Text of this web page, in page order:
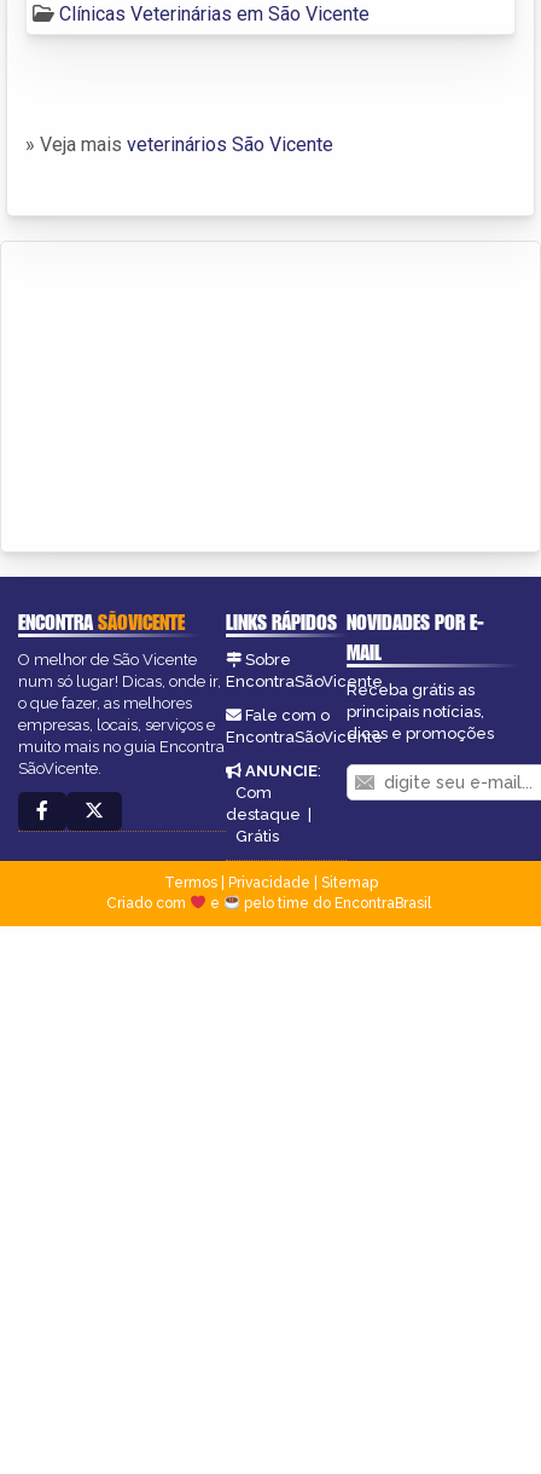
Clínicas Veterinárias em São Vicente
» Veja mais veterinários São Vicente
ENCONTRASÃOVICENTE
O melhor de São Vicente
num só lugar! Dicas, onde ir,
o que fazer, as melhores
empresas, locais, serviços e
muito mais no guia Encontra
SãoVicente.
LINKS RÁPIDOS
Sobre
EncontraSãoVicente
Fale com o
EncontraSãoVicente
ANUNCIE:
Com
destaque |
Grátis
NOVIDADES POR E-
MAIL
Receba grátis as
principais notícias,
dicas e promoções
Termos| Privacidade
Sitemap
Criado com
e pelo time do EncontraBrasil